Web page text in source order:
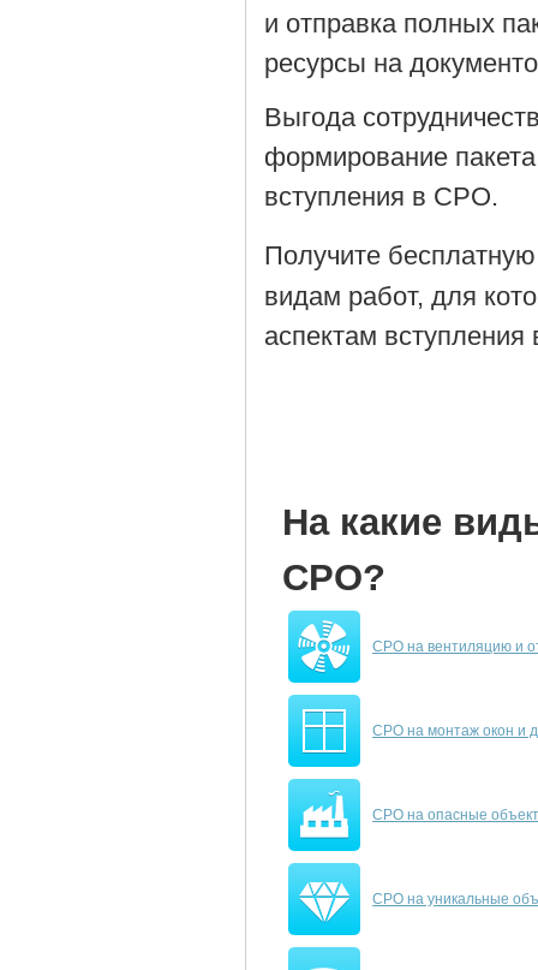
и отправка полных
ресурсы на
Выгода
формирование
вступления в СРО.
Получите
видам работ, для
аспектам
На какие
СРО?
СРО на вентиляцию и
СРО на монтаж окон и
СРО на опасные
СРО на уникальные